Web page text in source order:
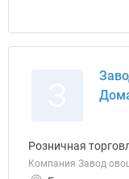
Розничная
Компания Завод